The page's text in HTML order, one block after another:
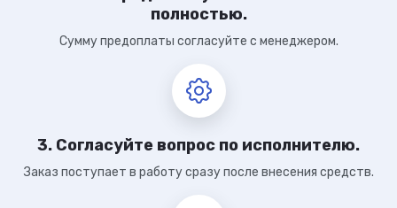
полностью.
Сумму предоплаты согласуйте с менеджером.
3. Согласуйте вопрос по исполнителю.
Заказ поступает в работу сразу после внесения средств.